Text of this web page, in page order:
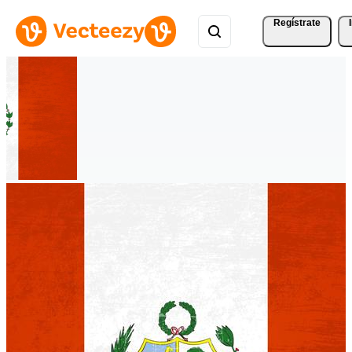
Regístrate